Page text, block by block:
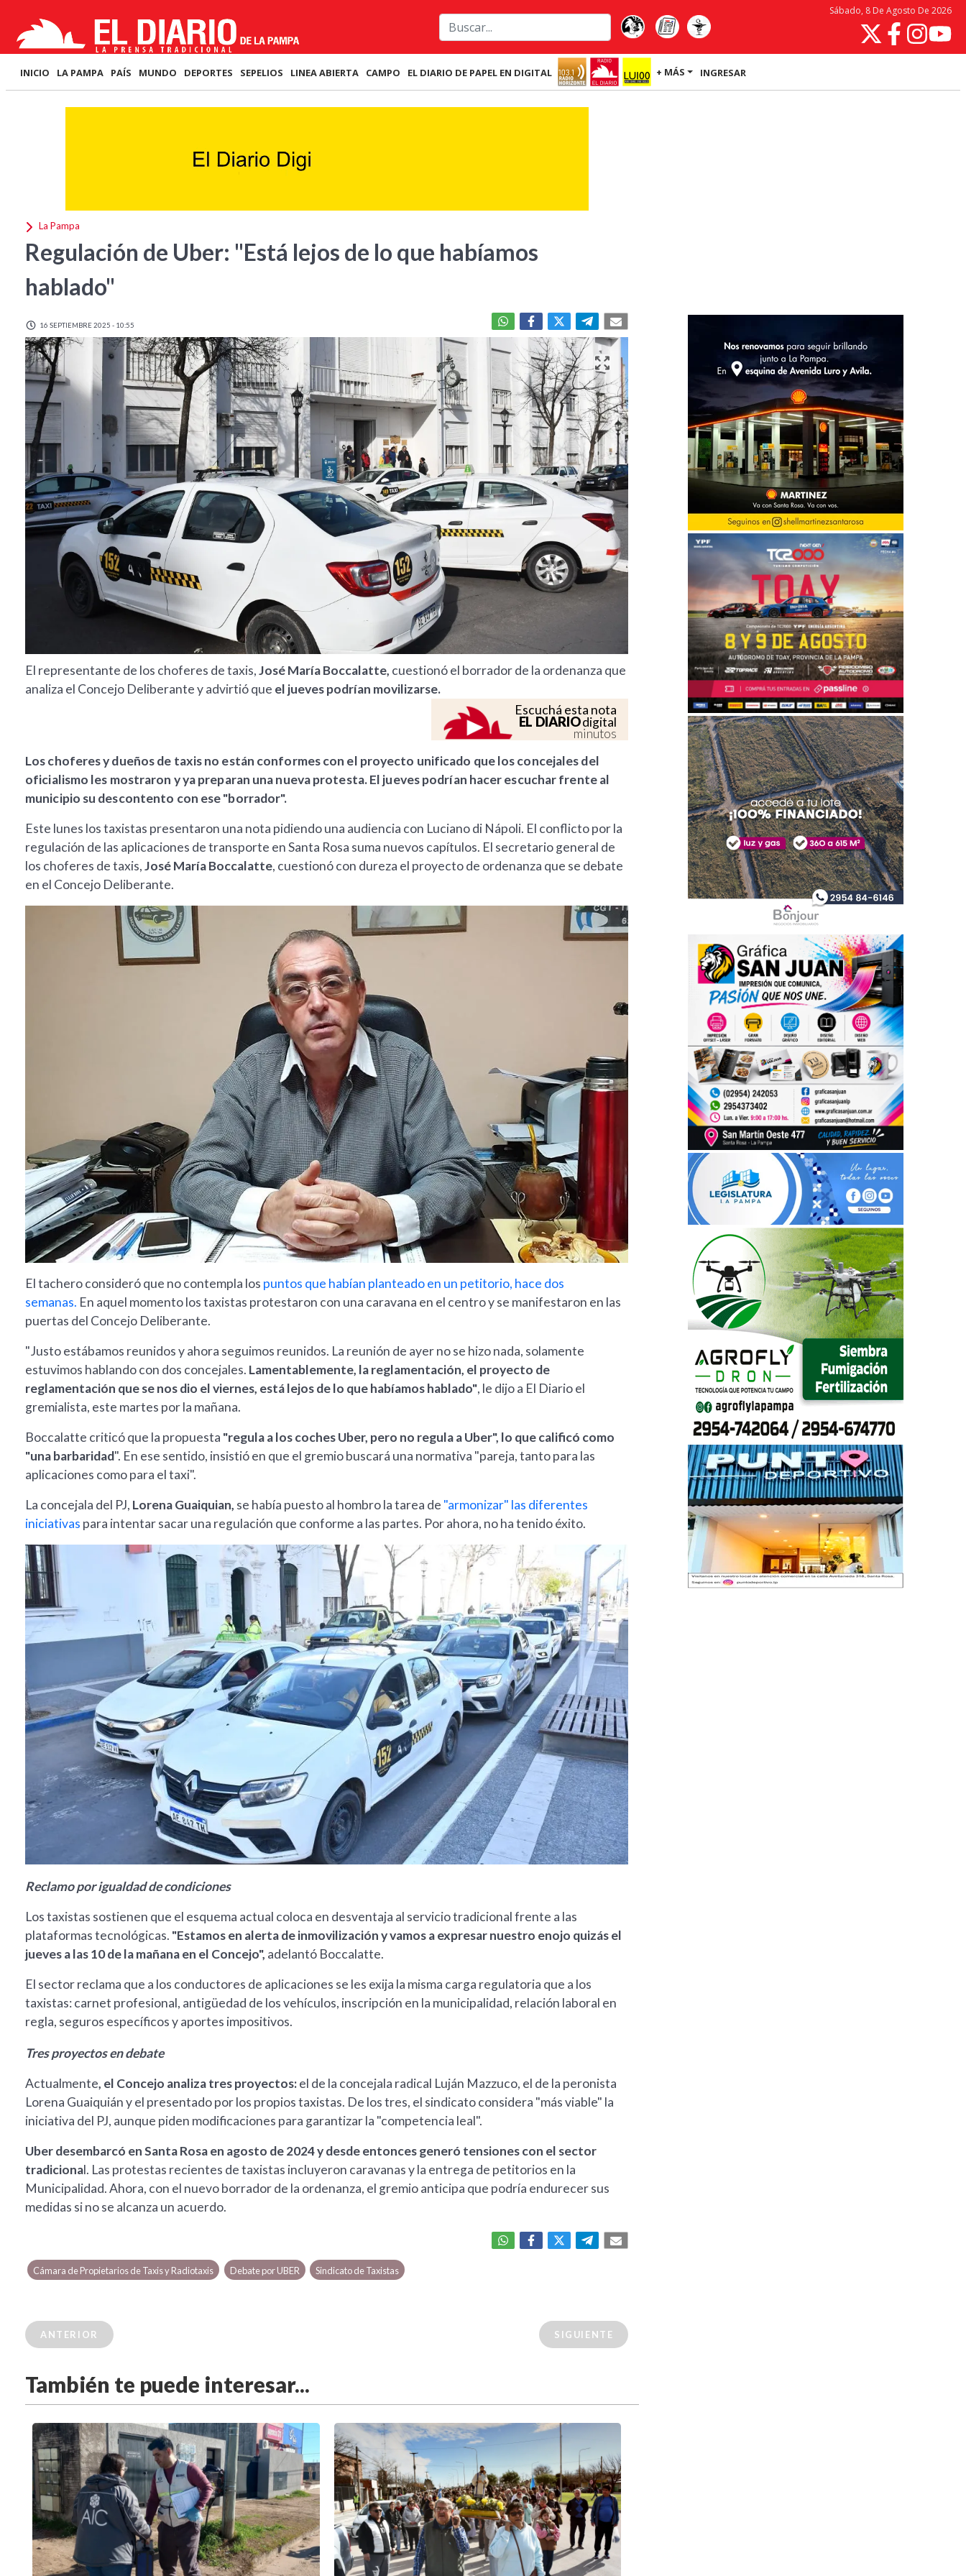
Sábado, 8 De Agosto De 2026
INICIO LA PAMPA PAÍS MUNDO DEPORTES SEPELIOS LINEA ABIERTA CAMPO EL DIARIO DE PAPEL EN DIGITAL + MÁS INGRESAR
La Pampa
Regulación de Uber: "Está lejos de lo que habíamos
hablado"
16 SEPTIEMBRE 2025 - 10:55
El representante de los choferes de taxis,José María Boccalatte, cuestionó el borrador de la ordenanza que
analiza el Concejo Deliberante y advirtió que el jueves podrían movilizarse.
Escuchá esta nota
EL DIARIOdigital
minutos
Los choferes y dueños de taxis no están conformes con el proyecto unificado que los concejales del
oficialismo les mostraron y ya preparan una nueva protesta. El jueves podrían hacer escuchar frente al
municipio su descontento con ese "borrador".
Este lunes los taxistas presentaron una nota pidiendo una audiencia con Luciano di Nápoli. El conflicto por la
regulación de las aplicaciones de transporte en Santa Rosa suma nuevos capítulos. El secretario general de
los choferes de taxis,José María Boccalatte, cuestionó con dureza el proyecto de ordenanza que se debate
en el Concejo Deliberante.
El tachero consideró que no contempla los puntos que habían planteado en un petitorio, hace dos
semanas. En aquel momento los taxistas protestaron con una caravana en el centro y se manifestaron en las
puertas del Concejo Deliberante.
"Justo estábamos reunidos y ahora seguimos reunidos. La reunión de ayer no se hizo nada, solamente
estuvimos hablando con dos concejales. Lamentablemente, la reglamentación, el proyecto de
reglamentación que se nos dio el viernes, está lejos de lo que habíamos hablado", le dijo a El Diario el
gremialista, este martes por la mañana.
Boccalatte criticó que la propuesta "regula a los coches Uber, pero no regula a Uber", lo que calificó como
"una barbaridad". En ese sentido, insistió en que el gremio buscará una normativa "pareja, tanto para las
aplicaciones como para el taxi".
La concejala del PJ, Lorena Guaiquian, se había puesto al hombro la tarea de "armonizar" las diferentes
iniciativas para intentar sacar una regulación que conforme a las partes. Por ahora, no ha tenido éxito.
Reclamo por igualdad de condiciones
Los taxistas sostienen que el esquema actual coloca en desventaja al servicio tradicional frente a las
plataformas tecnológicas. "Estamos en alerta de inmovilización y vamos a expresar nuestro enojo quizás el
jueves a las 10 de la mañana en el Concejo", adelantó Boccalatte.
El sector reclama que a los conductores de aplicaciones se les exija la misma carga regulatoria que a los
taxistas: carnet profesional, antigüedad de los vehículos, inscripción en la municipalidad, relación laboral en
regla, seguros específicos y aportes impositivos.
Tres proyectos en debate
Actualmente, el Concejo analiza tres proyectos:el de la concejala radical Luján Mazzuco, el de la peronista
Lorena Guaiquián y el presentado por los propios taxistas. De los tres, el sindicato considera "más viable" la
iniciativa del PJ, aunque piden modificaciones para garantizar la "competencia leal".
Uber desembarcó en Santa Rosa en agosto de 2024 y desde entonces generó tensiones con el sector
tradicional. Las protestas recientes de taxistas incluyeron caravanas y la entrega de petitorios en la
Municipalidad. Ahora, con el nuevo borrador de la ordenanza, el gremio anticipa que podría endurecer sus
medidas si no se alcanza un acuerdo.
Cámara de Propietarios de Taxis y Radiotaxis Debate por UBER Sindicato de Taxistas
ANTERIOR SIGUIENTE
También te puede interesar...